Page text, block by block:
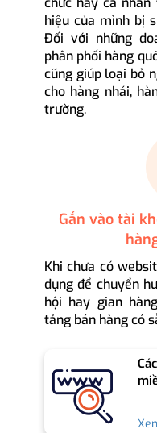
hiệu của mình bị
Đối với những
phân phối hàng
cũng giúp loại bỏ
cho hàng nhái,
trường.
Gắn vào tài
Khi chưa có
dụng để chuyển
hội hay gian
tảng bán hàng có